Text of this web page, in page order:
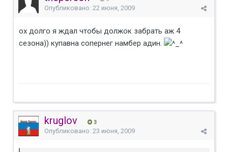
Опубликовано: 22 июня, 2009
ох долго я ждал чтобы должок забрать аж 4
сезона)) купавна сопернег намбер адин.
kruglov 3
Опубликовано: 23 июня, 2009